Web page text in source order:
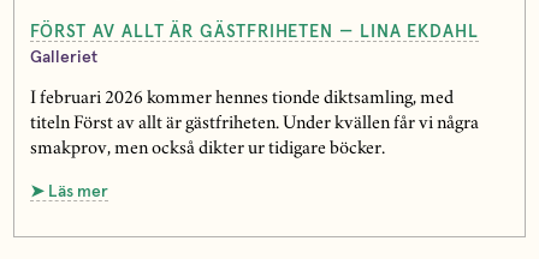
FÖRST AV ALLT ÄR GÄSTFRIHETEN — LINA EKDAHL
Galleriet
I februari 2026 kommer hennes tionde diktsamling, med
titeln Först av allt är gästfriheten. Under kvällen får vi några
smakprov, men också dikter ur tidigare böcker.
➤ Läs mer